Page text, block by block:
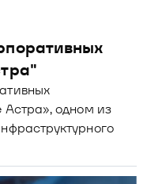
Астра», одном из